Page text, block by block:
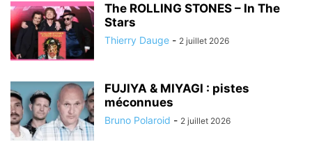
The ROLLING STONES – In The
Stars
Thierry Dauge - 2 juillet 2026
FUJIYA & MIYAGI : pistes
méconnues
Bruno Polaroid - 2 juillet 2026